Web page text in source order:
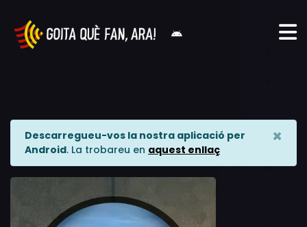
Descarregueu-vos la nostra aplicació per
Android. La trobareu en aquest enllaç
×